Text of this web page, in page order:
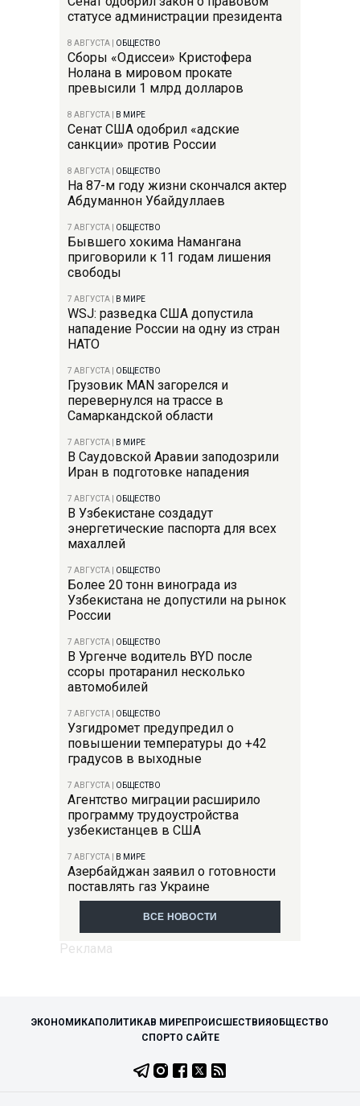
статусе администрации президента
8 АВГУСТА ОБЩЕСТВО
Сборы «Одиссеи» Кристофера
Нолана в мировом прокате
превысили 1 млрд долларов
8 АВГУСТА В МИРЕ
Сенат США одобрил «адские
санкции» против России
8 АВГУСТА ОБЩЕСТВО
На 87-м году жизни скончался актер
Абдуманнон Убайдуллаев
7 АВГУСТА ОБЩЕСТВО
Бывшего хокима Намангана
приговорили к 11 годам лишения
свободы
7 АВГУСТА В МИРЕ
WSJ: разведка США допустила
нападение России на одну из стран
НАТО
7 АВГУСТА ОБЩЕСТВО
Грузовик MAN загорелся и
перевернулся на трассе в
Самаркандской области
7 АВГУСТА В МИРЕ
В Саудовской Аравии заподозрили
Иран в подготовке нападения
7 АВГУСТА ОБЩЕСТВО
В Узбекистане создадут
энергетические паспорта для всех
махаллей
7 АВГУСТА ОБЩЕСТВО
Более 20 тонн винограда из
Узбекистана не допустили на рынок
России
7 АВГУСТА ОБЩЕСТВО
В Ургенче водитель BYD после
ссоры протаранил несколько
автомобилей
7 АВГУСТА ОБЩЕСТВО
Узгидромет предупредил о
повышении температуры до +42
градусов в выходные
7 АВГУСТА ОБЩЕСТВО
Агентство миграции расширило
программу трудоустройства
узбекистанцев в США
7 АВГУСТА В МИРЕ
Азербайджан заявил о готовности
поставлять газ Украине
ВСЕ НОВОСТИ
ЭКОНОМИКАПОЛИТИКАВ МИРЕПРОИСШЕСТВИЯОБЩЕСТВО
СПОРТО САЙТЕ